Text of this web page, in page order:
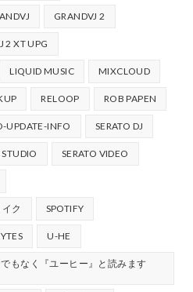
GRANDVJ 2
2 XT UPG
LIQUID MUSIC MIXCLOUD
RELOOP ROB PAPEN
UPDATE-INFO SERATO DJ
STUDIO SERATO VIDEO
ク SPOTIFY
U-HE
もなく『ユーヒー』と読みます